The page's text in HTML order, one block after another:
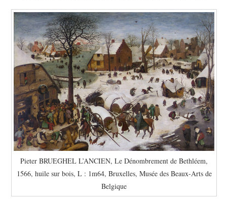
Pieter BRUEGHEL L’ANCIEN, Le Dénombrement de Bethléem,
1566, huile sur bois, L : 1m64, Bruxelles, Musée des Beaux-Arts de
Belgique